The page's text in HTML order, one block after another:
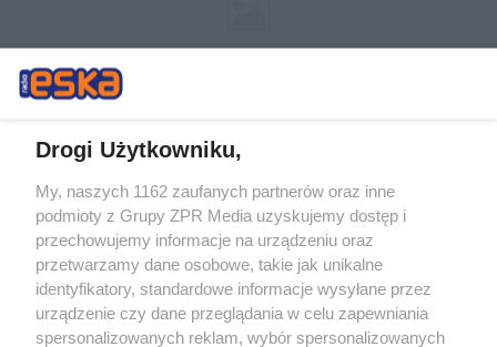
Żaden utwór zamieszczony w serwisie nie może być powielany i
rozpowszechniany lub dalej rozpowszechniany w jakikolwiek sposób (w
tym także elektroniczny lub mechaniczny) na jakimkolwiek polu
eksploatacji w jakiejkolwiek formie, włącznie z umieszczaniem w
Internecie bez pisemnej zgody właściciela praw. Jakiekolwiek użycie lub
wykorzystanie utworów w całości lub w części z naruszeniem prawa,
tzn. bez właściwej zgody, jest zabronione pod groźbą kary i może być
ścigane prawnie.
Drogi Użytkowniku,
My, naszych 1162 zaufanych partnerów oraz inne
podmioty z Grupy ZPR Media uzyskujemy dostęp i
przechowujemy informacje na urządzeniu oraz
przetwarzamy dane osobowe, takie jak unikalne
identyfikatory, standardowe informacje wysyłane przez
urządzenie czy dane przeglądania w celu zapewniania
spersonalizowanych reklam, wybór spersonalizowanych